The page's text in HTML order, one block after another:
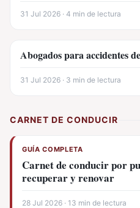
31 Jul 2026 · 4 min de lectura
Abogados para accidentes
31 Jul 2026 · 3 min de lectura
CARNET DE CONDUCIR
GUÍA COMPLETA
Carnet de conducir por
recuperar y renovar
28 Jul 2026 · 13 min de lectura